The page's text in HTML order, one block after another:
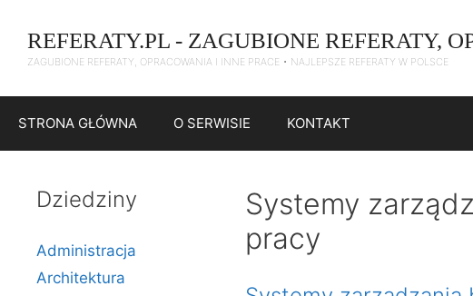
treści
REFERATY.PL - ZAGUBIONE REFERATY,
ZAGUBIONE REFERATY, OPRACOWANIA I INNE PRACE • NAJLEPSZE REFERATY W POLSCE
STRONA GŁÓWNA O SERWISIE KONTAKT
Systemy
pracy
Dziedziny
Administracja
Architektura